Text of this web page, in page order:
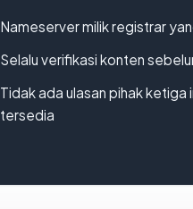
Nameserver milik registrar
Selalu verifikasi konten
Tidak ada ulasan pihak
tersedia